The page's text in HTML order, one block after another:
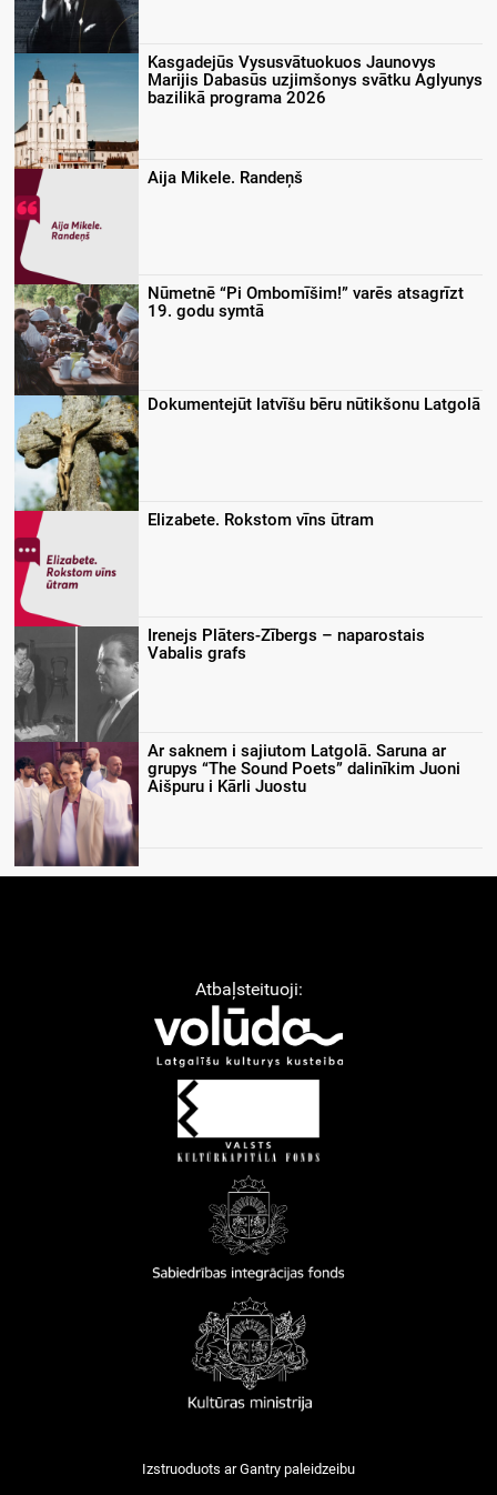
Kasgadejūs Vysusvātuokuos Jaunovys
Marijis Dabasūs uzjimšonys svātku Aglyunys
bazilikā programa 2026
Aija Mikele. Randeņš
Nūmetnē “Pi Ombomīšim!” varēs atsagrīzt
19. godu symtā
Dokumentejūt latvīšu bēru nūtikšonu Latgolā
Elizabete. Rokstom vīns ūtram
Irenejs Plāters-Zībergs – naparostais
Vabalis grafs
Ar saknem i sajiutom Latgolā. Saruna ar
grupys “The Sound Poets” dalinīkim Juoni
Aišpuru i Kārli Juostu
Atbaļsteituoji:
Izstruoduots arGantry paleidzeibu